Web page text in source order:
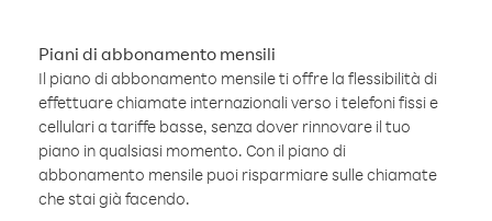
Piani di abbonamento mensili
Il piano di abbonamento mensile ti offre la flessibilità di
effettuare chiamate internazionali verso i telefoni fissi e
cellulari a tariffe basse, senza dover rinnovare il tuo
piano in qualsiasi momento. Con il piano di
abbonamento mensile puoi risparmiare sulle chiamate
che stai già facendo.